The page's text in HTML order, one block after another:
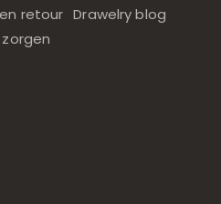
retour Drawelry blog